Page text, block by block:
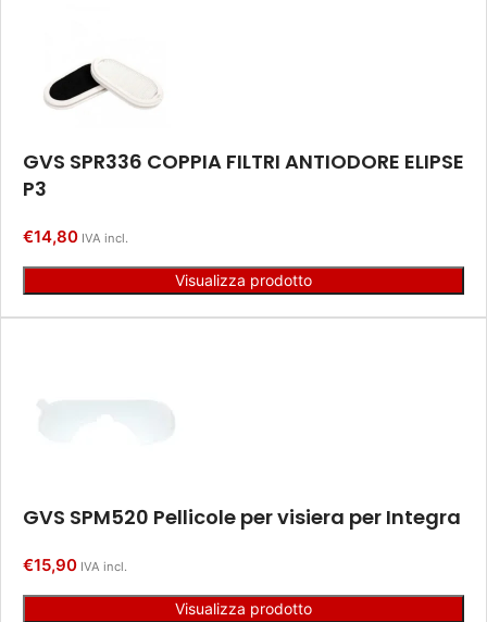
GVS SPR336 COPPIA FILTRI ANTIODORE ELIPSE
P3
€14,80 IVA incl.
Visualizza prodotto
GVS SPM520 Pellicole per visiera per Integra
€15,90 IVA incl.
Visualizza prodotto